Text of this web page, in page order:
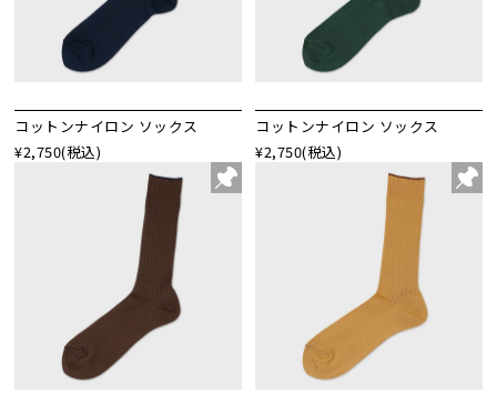
コットンナイロン ソックス
¥2,750(税込)
コットンナイロン ソックス
¥2,750(税込)